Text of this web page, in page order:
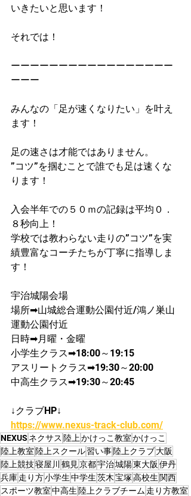
いきたいと思います！
それでは！
ーーーーーーーーーーーーーーーーー
ーーー
みんなの「足が速くなりたい」を叶え
ます！
足の速さは才能ではありません。
”コツ”を掴むことで誰でも足は速くな
ります！
入会半年での５０ｍの記録は平均０．
８秒向上！​
学校では教わらない走りの”コツ”を実
績豊富なコーチたちが丁寧に指導しま
す！
宇治城陽会場
場所➡山城総合運動公園付近/鴻ノ巣山
運動公園付近
日時➡月曜・金曜
​小学生クラス➡18:00～19:15
アスリートクラス➡19:30～20:00
中高生クラス➡19:30～20:45
↓クラブHP↓
https://www.nexus-track-club.com/
NEXUS ネクサス 陸上かけっこ教室かけっこ
陸上教室 陸上スクール習い事陸上クラブ大阪
陸上競技寝屋川 鶴見京都宇治城陽東大阪 伊丹
兵庫走り方小学生中学生茨木宝塚高校生 関西
スポーツ教室中高生 陸上クラブチーム 走り方教室